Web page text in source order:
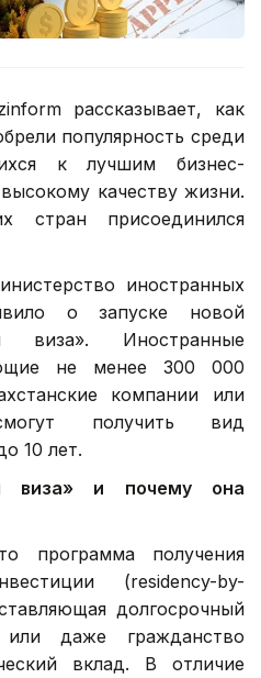
рассказывает, как
популярность среди
к лучшим бизнес-
качеству жизни.
стран присоединился
иностранных
о запуске новой
виза». Иностранные
не менее 300 000
компании или
получить вид
10 лет.
виза» и почему она
программа получения
(residency-by-
долгосрочный
даже гражданство
вклад. В отличие